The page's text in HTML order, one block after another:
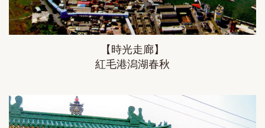
【時光走廊】
紅毛港潟湖春秋